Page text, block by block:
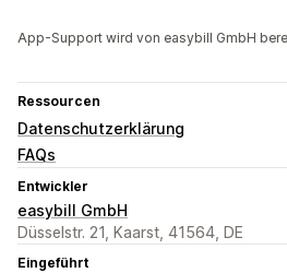
App-Support wird von easybill GmbH
Ressourcen
Datenschutzerklärung
FAQs
Entwickler
easybill GmbH
Düsselstr. 21, Kaarst, 41564, DE
Eingeführt